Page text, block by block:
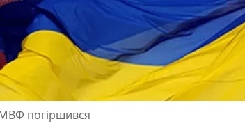
МВФ погіршився